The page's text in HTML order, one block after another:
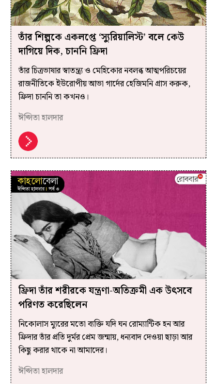
তাঁর শিল্পকে একলপ্তে ‘স্যুরিয়ালিস্ট’ বলে কেউ
দাগিয়ে দিক, চাননি ফ্রিদা
তাঁর চিত্রভাষার স্বাতন্ত্র্য ও মেহিকোর নবলব্ধ আত্মপরিচয়ের
রাজনীতিকে ইউরোপীয় আভা গার্দের হেজিমনি গ্রাস করুক,
ফ্রিদা চাননি তা কখনও।
ঈপ্সিতা হালদার
ফ্রিদা তাঁর শরীরকে যন্ত্রণা-অতিক্রমী এক উৎসবে
পরিণত করেছিলেন
নিকোলাস ম্যুরের মতো ব্যক্তি যদি ঘন রোম্যান্টিক হন আর
ফ্রিদার তাঁর প্রতি দুর্মর প্রেম জন্মায়, ধন্যবাদ দেওয়া ছাড়া আর
কিছু করার থাকে না আমাদের।
ঈপ্সিতা হালদার